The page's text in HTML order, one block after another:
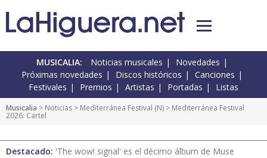
MUSICALIA: Noticias musicales
Novedades
Próximas novedades
Discos históricos
Canciones
Festivales
Premios Artistas Portadas Listas
Musicalia > Noticias > Mediterránea Festival (N) > Mediterránea Festival
2026: Cartel
Destacado: 'The wow! signal' es el décimo álbum de Muse